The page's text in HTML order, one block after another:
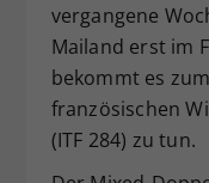
vergangene
Mailand erst im
bekommt es
französischen
(ITF 284) zu tun.